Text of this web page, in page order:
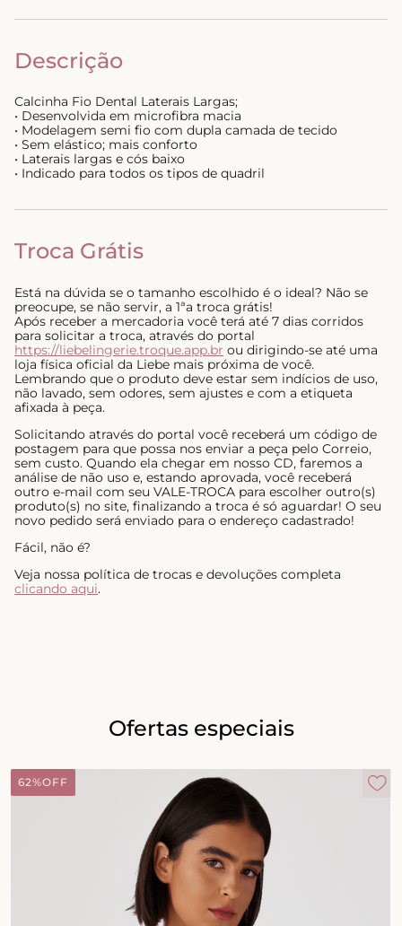
Descrição
Calcinha Fio Dental Laterais Largas;
• Desenvolvida em microfibra macia
• Modelagem semi fio com dupla camada de tecido
• Sem elástico; mais conforto
• Laterais largas e cós baixo
• Indicado para todos os tipos de quadril
Troca Grátis
Está na dúvida se o tamanho escolhido é o ideal? Não se
preocupe, se não servir, a 1ªa troca grátis!
Após receber a mercadoria você terá até 7 dias corridos
para solicitar a troca, através do portal
https://liebelingerie.troque.app.br ou dirigindo-se até uma
loja física oficial da Liebe mais próxima de você.
Lembrando que o produto deve estar sem indícios de uso,
não lavado, sem odores, sem ajustes e com a etiqueta
afixada à peça.
Solicitando através do portal você receberá um código de
postagem para que possa nos enviar a peça pelo Correio,
sem custo. Quando ela chegar em nosso CD, faremos a
análise de não uso e, estando aprovada, você receberá
outro e-mail com seu VALE-TROCA para escolher outro(s)
produto(s) no site, finalizando a troca é só aguardar! O seu
novo pedido será enviado para o endereço cadastrado!
Fácil, não é?
Veja nossa política de trocas e devoluções completa
clicando aqui.
Ofertas especiais
62%OFF